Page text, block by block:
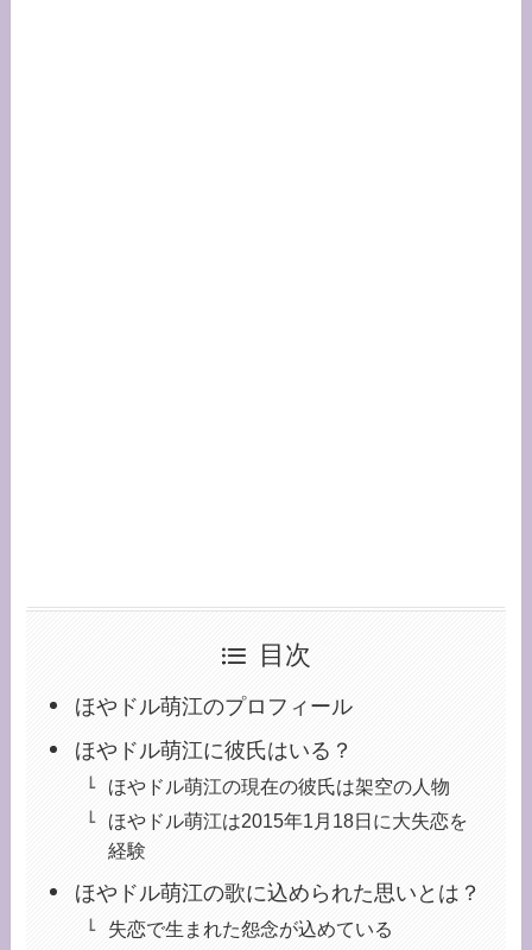
目次
ほやドル萌江のプロフィール
ほやドル萌江に彼氏はいる？
ほやドル萌江の現在の彼氏は架空の人物
ほやドル萌江は2015年1月18日に大失恋を
経験
ほやドル萌江の歌に込められた思いとは？
失恋で生まれた怨念が込めている